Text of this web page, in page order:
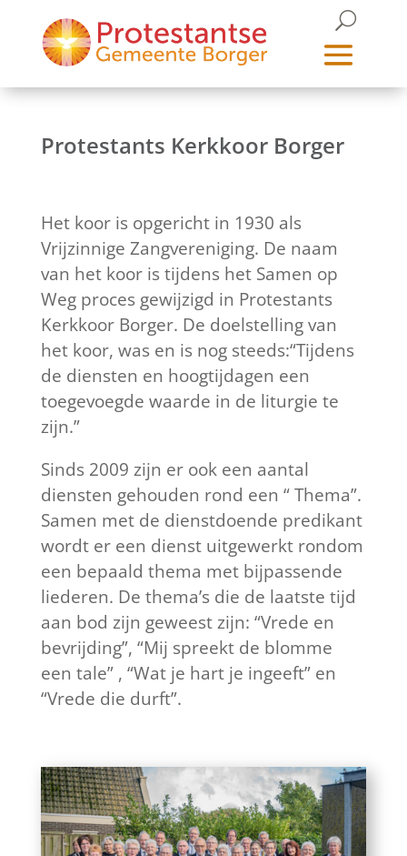
Protestants Kerkkoor Borger
Het koor is opgericht in 1930 als
Vrijzinnige Zangvereniging. De naam
van het koor is tijdens het Samen op
Weg proces gewijzigd in Protestants
Kerkkoor Borger. De doelstelling van
het koor, was en is nog steeds:“Tijdens
de diensten en hoogtijdagen een
toegevoegde waarde in de liturgie te
zijn.”
Sinds 2009 zijn er ook een aantal
diensten gehouden rond een “ Thema”.
Samen met de dienstdoende predikant
wordt er een dienst uitgewerkt rondom
een bepaald thema met bijpassende
liederen. De thema’s die de laatste tijd
aan bod zijn geweest zijn: “Vrede en
bevrijding”, “Mij spreekt de blomme
een tale” , “Wat je hart je ingeeft” en
“Vrede die durft”.